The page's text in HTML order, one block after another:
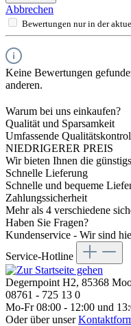
Abbrechen
Bewertungen nur in der
Keine Bewertungen
anderen.
Warum bei uns einkaufen?
Qualität und Sparsamkeit
Umfassende
NIEDRIGERER PREIS
Wir bieten Ihnen die
Schnelle Lieferung
Schnelle und bequeme
Zahlungssicherheit
Mehr als 4 verschiedene
Haben Sie Fragen?
Kundenservice - Wir sind
Service-Hotline
Degernpoint H2, 85368
08761 - 725 13 0
Mo-Fr 08:00 - 12:00 und
Oder über unser